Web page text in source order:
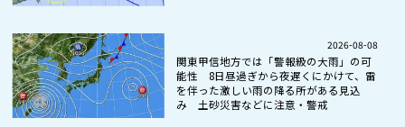
2026-08-08
関東甲信地方では「警報級の大雨」の可
能性 8日昼過ぎから夜遅くにかけて、雷
を伴った激しい雨の降る所がある見込
み 土砂災害などに注意・警戒